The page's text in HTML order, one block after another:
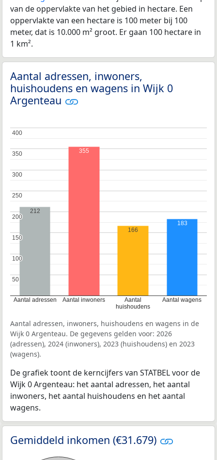
van de oppervlakte van het gebied in hectare. Een
oppervlakte van een hectare is 100 meter bij 100
meter, dat is 10.000 m² groot. Er gaan 100 hectare in
1 km².
Aantal adressen, inwoners,
huishoudens en wagens in Wijk 0
Argenteau
Aantal adressen Aantal inwoners
Aantal
huishoudens
Aantal wagens
50
50
100
100
150
150
200
200
250
250
300
300
350
350
400
400
212
355
166
183
Aantal adressen, inwoners, huishoudens en wagens in de
Wijk 0 Argenteau. De gegevens gelden voor: 2026
(adressen), 2024 (inwoners), 2023 (huishoudens) en 2023
(wagens).
De grafiek toont de kerncijfers van STATBEL voor de
Wijk 0 Argenteau: het aantal adressen, het aantal
inwoners, het aantal huishoudens en het aantal
wagens.
Gemiddeld inkomen (€31.679)